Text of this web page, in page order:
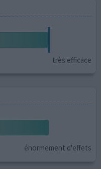
très efficace
énormement d'effets